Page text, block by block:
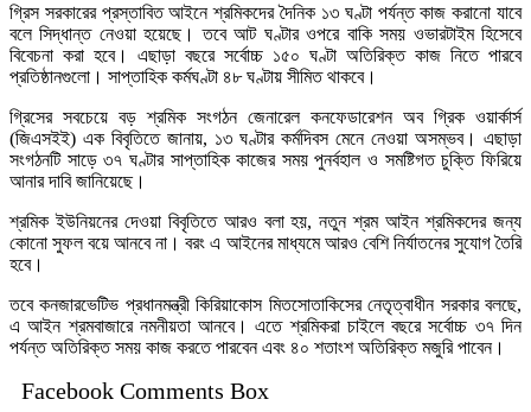
গ্রিস সরকারের প্রস্তাবিত আইনে শ্রমিকদের দৈনিক ১৩ ঘণ্টা পর্যন্ত কাজ করানো যাবে
বলে সিদ্ধান্ত নেওয়া হয়েছে। তবে আট ঘণ্টার ওপরে বাকি সময় ওভারটাইম হিসেবে
বিবেচনা করা হবে। এছাড়া বছরে সর্বোচ্চ ১৫০ ঘণ্টা অতিরিক্ত কাজ নিতে পারবে
প্রতিষ্ঠানগুলো। সাপ্তাহিক কর্মঘণ্টা ৪৮ ঘণ্টায় সীমিত থাকবে।
গ্রিসের সবচেয়ে বড় শ্রমিক সংগঠন জেনারেল কনফেডারেশন অব গ্রিক ওয়ার্কার্স
(জিএসইই) এক বিবৃতিতে জানায়, ১৩ ঘণ্টার কর্মদিবস মেনে নেওয়া অসম্ভব। এছাড়া
সংগঠনটি সাড়ে ৩৭ ঘণ্টার সাপ্তাহিক কাজের সময় পুনর্বহাল ও সমষ্টিগত চুক্তি ফিরিয়ে
আনার দাবি জানিয়েছে।
শ্রমিক ইউনিয়নের দেওয়া বিবৃতিতে আরও বলা হয়, নতুন শ্রম আইন শ্রমিকদের জন্য
কোনো সুফল বয়ে আনবে না। বরং এ আইনের মাধ্যমে আরও বেশি নির্যাতনের সুযোগ তৈরি
হবে।
তবে কনজারভেটিভ প্রধানমন্ত্রী কিরিয়াকোস মিতসোতাকিসের নেতৃত্বাধীন সরকার বলছে,
এ আইন শ্রমবাজারে নমনীয়তা আনবে। এতে শ্রমিকরা চাইলে বছরে সর্বোচ্চ ৩৭ দিন
পর্যন্ত অতিরিক্ত সময় কাজ করতে পারবেন এবং ৪০ শতাংশ অতিরিক্ত মজুরি পাবেন।
Facebook Comments Box